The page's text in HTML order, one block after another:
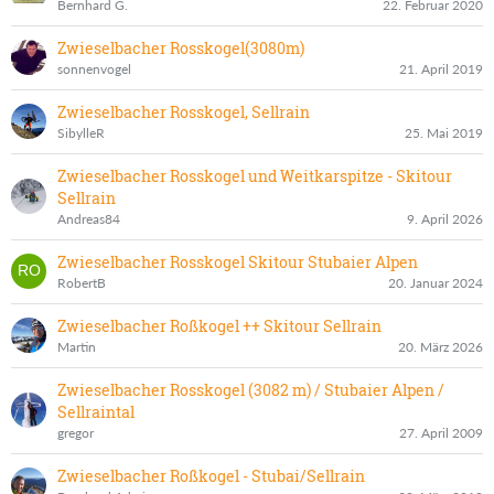
Bernhard G. 22. Februar 2020
Zwieselbacher Rosskogel(3080m)
sonnenvogel 21. April 2019
Zwieselbacher Rosskogel, Sellrain
SibylleR 25. Mai 2019
Zwieselbacher Rosskogel und Weitkarspitze - Skitour
Sellrain
Andreas84 9. April 2026
Zwieselbacher Rosskogel Skitour Stubaier Alpen
RobertB 20. Januar 2024
Zwieselbacher Roßkogel ++ Skitour Sellrain
Martin 20. März 2026
Zwieselbacher Rosskogel (3082 m) / Stubaier Alpen /
Sellraintal
gregor 27. April 2009
Zwieselbacher Roßkogel - Stubai/Sellrain